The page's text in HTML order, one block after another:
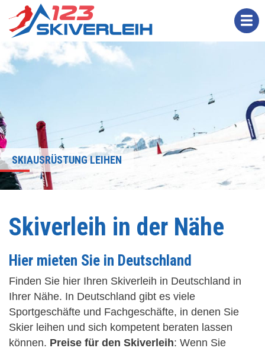
Overslaan
en
naar
inhoud
gaan
SKIAUSRÜSTUNG LEIHEN
Skiverleih in der Nähe
Hier mieten Sie in Deutschland
Finden Sie hier Ihren Skiverleih in Deutschland in
Ihrer Nähe. In Deutschland gibt es viele
Sportgeschäfte und Fachgeschäfte, in denen Sie
Skier leihen und sich kompetent beraten lassen
können. Preise für den Skiverleih: Wenn Sie